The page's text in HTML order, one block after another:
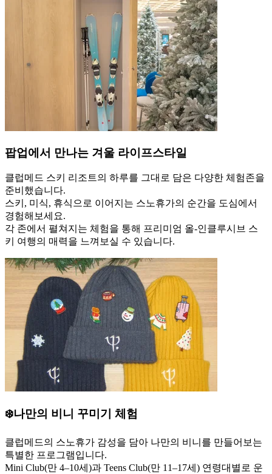
팝업에서 만나는 겨울 라이프스타일
클럽메드 스키 리조트의 하루를 그대로 담은 다양한 체험존을
준비했습니다.
스키, 미식, 휴식으로 이어지는 스노휴가의 순간을 도심에서
경험해보세요.
각 존에서 펼쳐지는 체험을 통해 프리미엄 올-인클루시브 스
키 여행의 매력을 느껴보실 수 있습니다.
❄️나만의 비니 꾸미기 체험
클럽메드의 스노휴가 감성을 담아 나만의 비니를 만들어보는
특별한 프로그램입니다.
Mini Club(만 4–10세)과 Teens Club(만 11–17세) 연령대별로 운